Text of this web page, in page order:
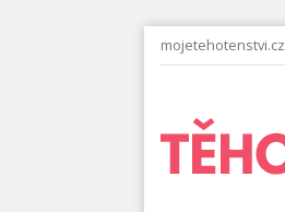
mojetehotenstvi.cz